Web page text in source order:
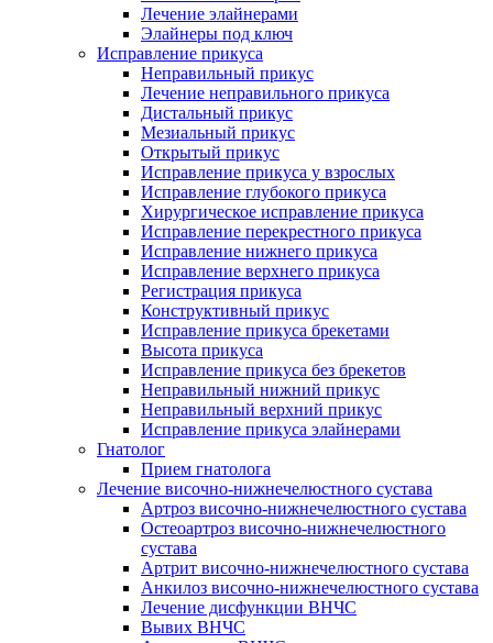
Лечение элайнерами
Элайнеры под ключ
Исправление прикуса
Неправильный прикус
Лечение неправильного прикуса
Дистальный прикус
Мезиальный прикус
Открытый прикус
Исправление прикуса у взрослых
Исправление глубокого прикуса
Хирургическое исправление прикуса
Исправление перекрестного прикуса
Исправление нижнего прикуса
Исправление верхнего прикуса
Регистрация прикуса
Конструктивный прикус
Исправление прикуса брекетами
Высота прикуса
Исправление прикуса без брекетов
Неправильный нижний прикус
Неправильный верхний прикус
Исправление прикуса элайнерами
Гнатолог
Прием гнатолога
Лечение височно-нижнечелюстного сустава
Артроз височно-нижнечелюстного сустава
Остеоартроз височно-нижнечелюстного
сустава
Артрит височно-нижнечелюстного сустава
Анкилоз височно-нижнечелюстного сустава
Лечение дисфункции ВНЧС
Вывих ВНЧС